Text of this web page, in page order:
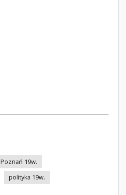
Poznań 19w.
polityka 19w.